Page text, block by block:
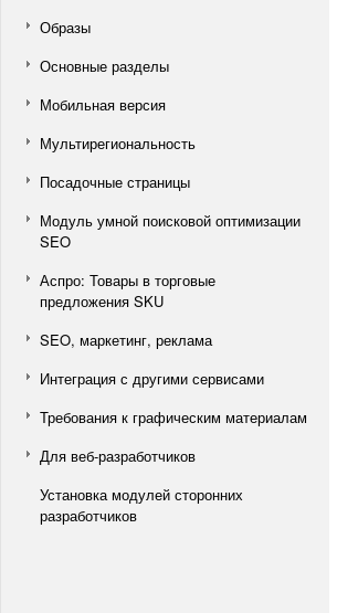
Образы
Основные разделы
Мобильная версия
Мультирегиональность
Посадочные страницы
Модуль умной поисковой оптимизации
SEO
Аспро: Товары в торговые
предложения SKU
SEO, маркетинг, реклама
Интеграция с другими сервисами
Требования к графическим материалам
Для веб-разработчиков
Установка модулей сторонних
разработчиков